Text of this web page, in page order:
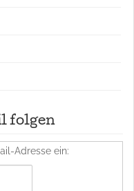
folgen
Adresse ein: